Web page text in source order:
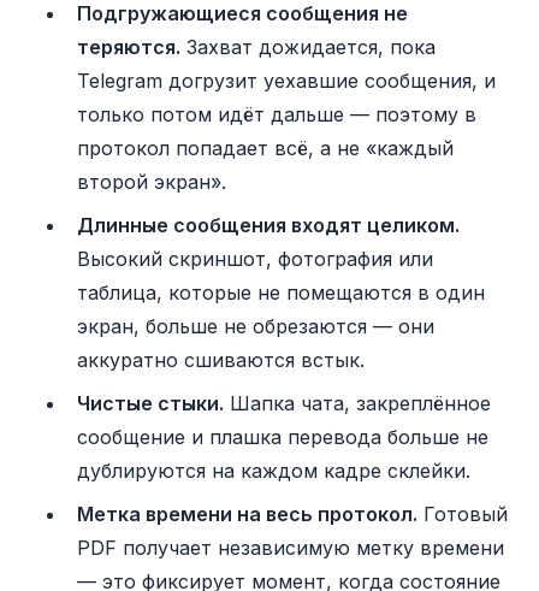
Подгружающиеся сообщения не
теряются. Захват дожидается, пока
Telegram догрузит уехавшие сообщения, и
только потом идёт дальше — поэтому в
протокол попадает всё, а не «каждый
второй экран».
Длинные сообщения входят целиком.
Высокий скриншот, фотография или
таблица, которые не помещаются в один
экран, больше не обрезаются — они
аккуратно сшиваются встык.
Чистые стыки. Шапка чата, закреплённое
сообщение и плашка перевода больше не
дублируются на каждом кадре склейки.
Метка времени на весь протокол. Готовый
PDF получает независимую метку времени
— это фиксирует момент, когда состояние